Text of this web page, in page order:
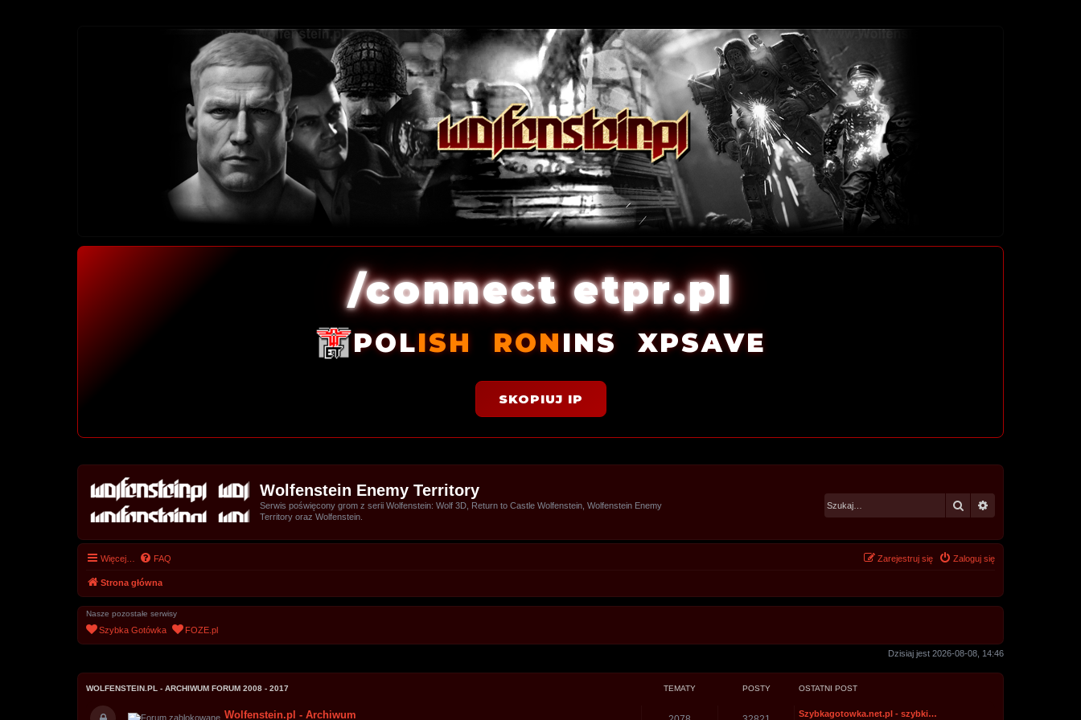
/connect etpr.pl
POLISH RONINS XPSAVE
SKOPIUJ IP
Wolfenstein Enemy Territory
Serwis poświęcony grom z serii Wolfenstein: Wolf 3D, Return to Castle Wolfenstein, Wolfenstein Enemy
Territory oraz Wolfenstein.
Szukaj
Więcej… FAQ Zaloguj się
Zarejestruj się
Strona główna
Nasze pozostałe serwisy
Szybka Gotówka FOZE.pl
Dzisiaj jest 2026-08-08, 14:46
WOLFENSTEIN.PL - ARCHIWUM FORUM 2008 - 2017 TEMATY POSTY OSTATNI POST
Wolfenstein.pl - Archiwum
Szybkagotowka.net.pl - szybki…